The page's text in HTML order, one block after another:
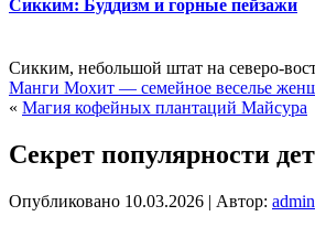
Сикким: Буддизм и горные пейзажи
Сикким, небольшой штат на северо-
Манги Мохит — семейное веселье
« Магия кофейных плантаций Майсура
Секрет популярности
Опубликовано 10.03.2026 | Автор: admin